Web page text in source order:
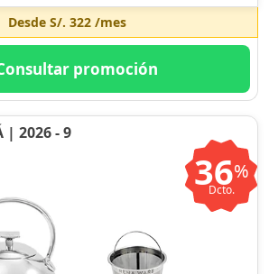
Desde S/. 322/mes
promoción
| 2026 - 9
36%
Dcto.